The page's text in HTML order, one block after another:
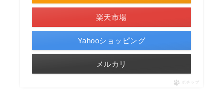
楽天市場
Yahooショッピング
メルカリ
ポチップ